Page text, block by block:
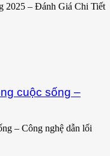
2025 – Đánh Giá Chi Tiết
cuộc sống –
– Công nghệ dẫn lối